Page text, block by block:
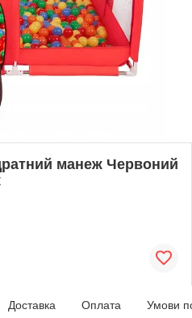
манеж Червоний
Доставка Оплата Умови